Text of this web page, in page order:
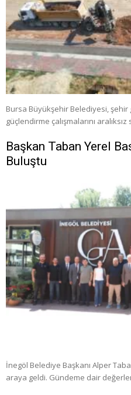
Bursa Büyükşehir Belediyesi, şehir
güçlendirme çalışmalarını
Başkan Taban Yerel
Buluştu
İnegöl Belediye Başkanı Alper
araya geldi. Gündeme dair